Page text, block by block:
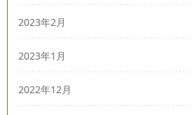
2023年2月
2023年1月
2022年12月